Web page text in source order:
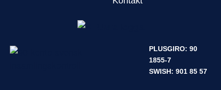
PLUSGIRO: 90
1855-7
SWISH: 901 85 57